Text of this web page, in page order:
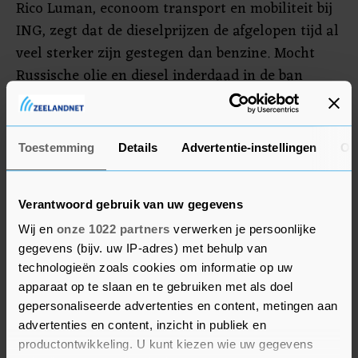
Toestemming Details Advertentie-instellingen
Verantwoord gebruik van uw gegevens
Wij en onze 1022 partners verwerken je persoonlijke
gegevens (bijv. uw IP-adres) met behulp van
technologieën zoals cookies om informatie op uw
apparaat op te slaan en te gebruiken met als doel
gepersonaliseerde advertenties en content, metingen aan
advertenties en content, inzicht in publiek en
productontwikkeling. U kunt kiezen wie uw gegevens
Rico Luman, econoom transport en mobiliteit bij
ING, zegt dat de dieselprijzen de afgelopen tijd al
veel sterker zijn gestegen dan benzine. Mocht
Russische olie en diesel inderdaad in de ban
worden gedaan kan dat de prijzen verder
opstuwen. De markt krijgt te maken met meer
handelsbelemmeringen en schepen zullen naar
het Midden-Oosten moeten varen voor
prijsopdrijvend effect." Luman verwacht dat een
boycot geleidelijk zal worden ingevoerd, zodat er
tijd is om alternatieven te vinden.
De boycot zou de Russische schatkist moeten
raken. Maar energiedeskundige Hans van Cleef
van ABN AMRO wijst erop dat als er veel minder